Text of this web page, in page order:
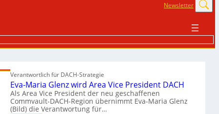
Newsletter
Verantwortlich für DACH-Strategie
Eva-Maria Glenz wird Area Vice President DACH
Als Area Vice President der neu geschaffenen
Commvault-DACH-Region übernimmt Eva-Maria Glenz
(Bild) die Verantwortung für…